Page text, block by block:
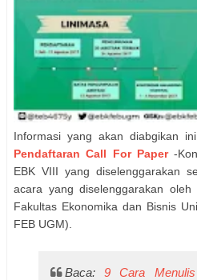
Informasi yang akan diabgikan
Pendaftaran Call For Paper-
EBK VIII yang diselenggarakan
acara yang diselenggarakan oleh
Fakultas Ekonomika dan Bisnis
FEB UGM).
Baca:9 Cara